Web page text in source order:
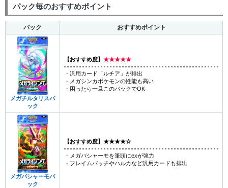
パック毎のおすすめポイント
パック おすすめポイント
メガチルタリスパ
ック
【おすすめ度】 ★★★★★
・汎用カード「ルチア」が排出
・メガシンカポケモンの性能も高い
・困ったら一旦このパックでOK
メガバシャーモパ
ック
【おすすめ度】★★★★☆
・メガバシャーモを筆頭にexが強力
・フレイムパッチやハルカなど汎用カードも排出